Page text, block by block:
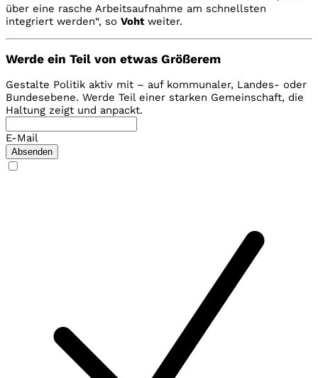
über eine rasche Arbeitsaufnahme am schnellsten
integriert werden“, so Vohtweiter.
Werde ein Teil von etwas Größerem
Gestalte Politik aktiv mit – auf kommunaler, Landes- oder
Bundesebene. Werde Teil einer starken Gemeinschaft, die
Haltung zeigt und anpackt.
E-Mail
Absenden